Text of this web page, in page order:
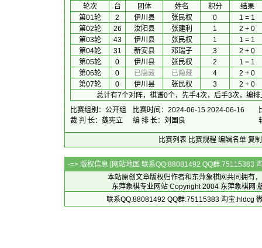
轮次 台 团体 姓名 积分
结果
第01轮
2 伊川县 张民权 0
1 = 1
第02轮
26 汝阳县 张建利 1
2 + 0
第03轮
43 伊川县 张民权 1
1 = 1
第04轮
31 新安县 邓瑞子 3
2 + 0
第05轮
0 伊川县 张民权 2
1 = 1
第06轮
0 已隐藏 已隐藏 4
2 + 0
第07轮
0 伊川县 张民权 3
2 + 0
总计有7个对阵，棋谱0个，先手4次，后手3次，编
比赛组别：公开组
比赛时间：2024-06-15 2024-06-16
裁 判 长：魏宪立
编 排 长：刘国良
比赛列表 比赛规程 编辑名单 复
-=> 版权信息 [网站地图 联系QQ:88081492 QQ群:75115383
本站原创文章版权归作者和 东萍象棋网共同拥有
东萍象棋专业网站 Copyright 2004 东萍象棋网
联系QQ:88081492 QQ群:75115383 淘宝:hldcg